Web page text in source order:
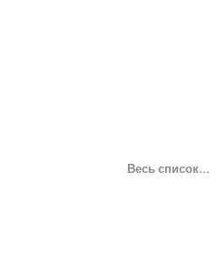
Весь список...